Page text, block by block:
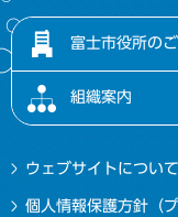
富士市役所の
組織案内
ウェブサイトについて
個人情報保護方針（